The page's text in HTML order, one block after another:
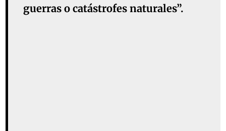
guerras o catástrofes naturales”.